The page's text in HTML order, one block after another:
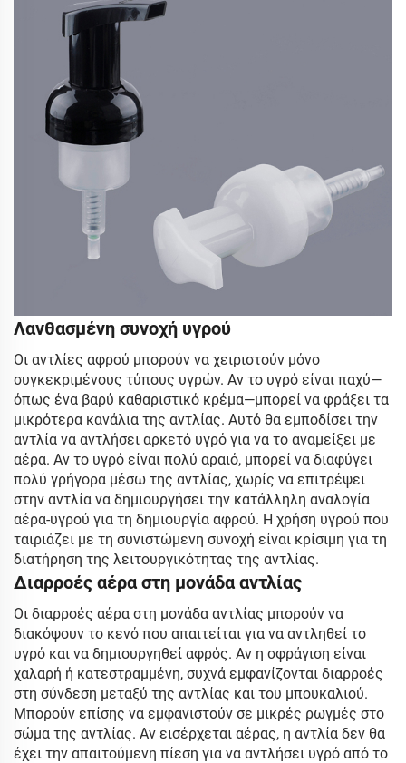
Λανθασμένη συνοχή υγρού
Οι αντλίες αφρού μπορούν να χειριστούν μόνο
συγκεκριμένους τύπους υγρών. Αν το υγρό είναι παχύ—
όπως ένα βαρύ καθαριστικό κρέμα—μπορεί να φράξει τα
μικρότερα κανάλια της αντλίας. Αυτό θα εμποδίσει την
αντλία να αντλήσει αρκετό υγρό για να το αναμείξει με
αέρα. Αν το υγρό είναι πολύ αραιό, μπορεί να διαφύγει
πολύ γρήγορα μέσω της αντλίας, χωρίς να επιτρέψει
στην αντλία να δημιουργήσει την κατάλληλη αναλογία
αέρα-υγρού για τη δημιουργία αφρού. Η χρήση υγρού που
ταιριάζει με τη συνιστώμενη συνοχή είναι κρίσιμη για τη
διατήρηση της λειτουργικότητας της αντλίας.
Διαρροές αέρα στη μονάδα αντλίας
Οι διαρροές αέρα στη μονάδα αντλίας μπορούν να
διακόψουν το κενό που απαιτείται για να αντληθεί το
υγρό και να δημιουργηθεί αφρός. Αν η σφράγιση είναι
χαλαρή ή κατεστραμμένη, συχνά εμφανίζονται διαρροές
στη σύνδεση μεταξύ της αντλίας και του μπουκαλιού.
Μπορούν επίσης να εμφανιστούν σε μικρές ρωγμές στο
σώμα της αντλίας. Αν εισέρχεται αέρας, η αντλία δεν θα
έχει την απαιτούμενη πίεση για να αντλήσει υγρό από το